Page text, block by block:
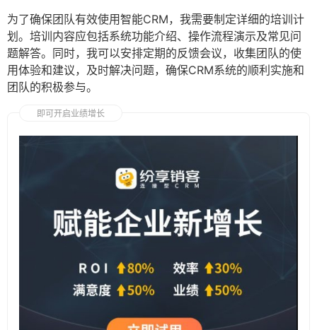
为了确保团队有效使用智能CRM，我需要制定详细的培训计
划。培训内容应包括系统功能介绍、操作流程演示及常见问
题解答。同时，我可以安排定期的反馈会议，收集团队的使
用体验和建议，及时解决问题，确保CRM系统的顺利实施和
团队的积极参与。
即可开启业绩增长